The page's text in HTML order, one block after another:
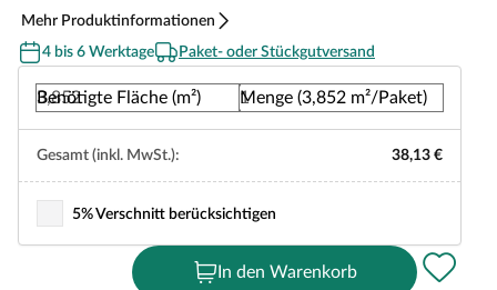
Mehr Produktinformationen
4 bis 6 Werktage
Paket- oder Stückgutversand
Benötigte Fläche (m²) Menge (3,852 m²/Paket)
Gesamt (inkl. MwSt.): 38,13 €
5% Verschnitt berücksichtigen
In den Warenkorb